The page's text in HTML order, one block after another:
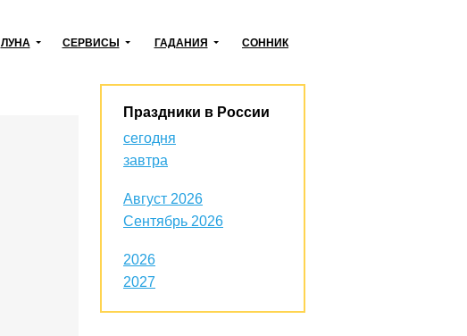
ЛУНА СЕРВИСЫ ГАДАНИЯ СОННИК
Праздники в России
сегодня
завтра
Август 2026
Сентябрь 2026
2026
2027